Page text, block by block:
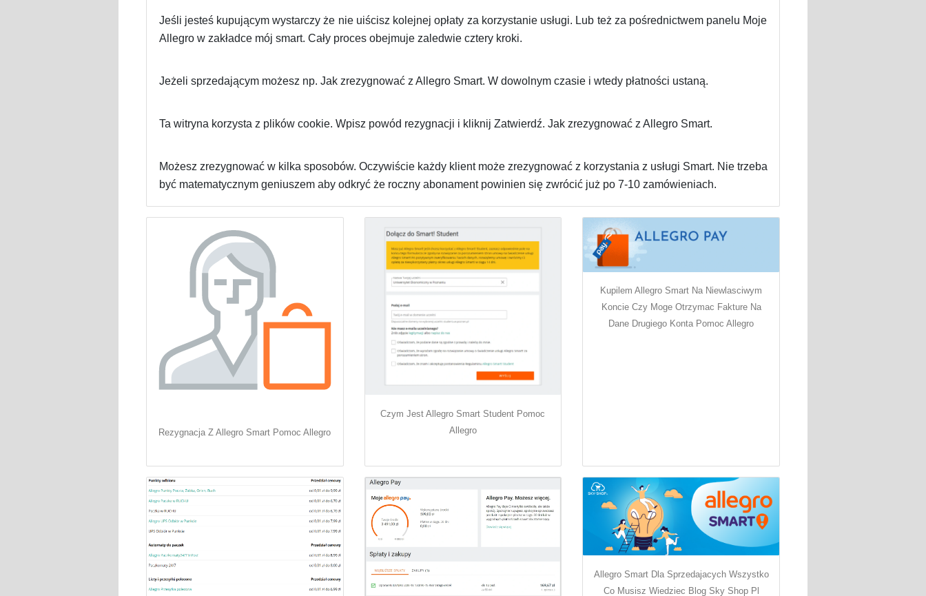
Jeśli jesteś kupującym wystarczy że nie uiścisz kolejnej opłaty za korzystanie usługi. Lub też za pośrednictwem panelu Moje
Allegro w zakładce mój smart. Cały proces obejmuje zaledwie cztery kroki.
Jeżeli sprzedającym możesz np. Jak zrezygnować z Allegro Smart. W dowolnym czasie i wtedy płatności ustaną.
Ta witryna korzysta z plików cookie. Wpisz powód rezygnacji i kliknij Zatwierdź. Jak zrezygnować z Allegro Smart.
Możesz zrezygnować w kilka sposobów. Oczywiście każdy klient może zrezygnować z korzystania z usługi Smart. Nie trzeba
być matematycznym geniuszem aby odkryć że roczny abonament powinien się zwrócić już po 7-10 zamówieniach.
Rezygnacja Z Allegro Smart Pomoc Allegro
Czym Jest Allegro Smart Student Pomoc
Allegro
Kupilem Allegro Smart Na Niewlasciwym
Koncie Czy Moge Otrzymac Fakture Na
Dane Drugiego Konta Pomoc Allegro
Allegro Smart Dla Sprzedajacych Wszystko
Co Musisz Wiedziec Blog Sky Shop Pl